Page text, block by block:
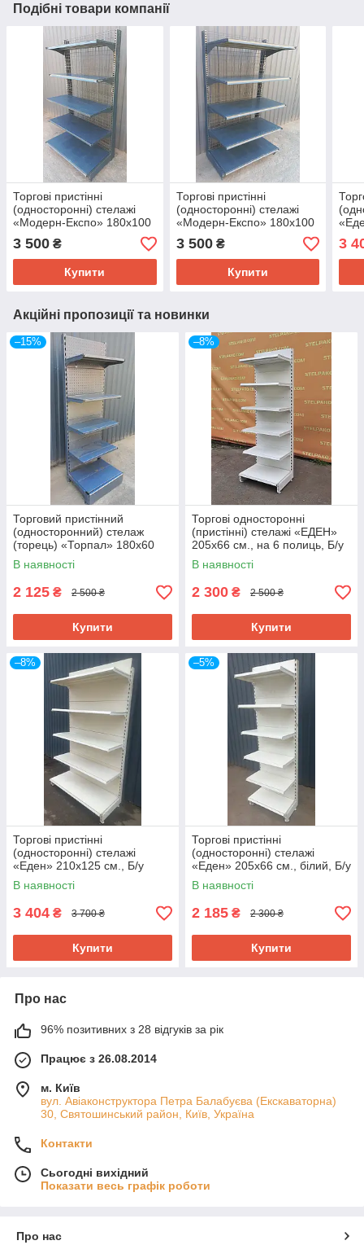
Подібні товари компанії
Торгові пристінні
(односторонні) стелажі
«Модерн-Експо» 180х100
см., чорний, Б/у
3 500 ₴
Купити
Торгові пристінні
(односторонні) стелажі
«Модерн-Експо» 180х100
см., чорний, Б/у
3 500₴
Купити
3
Акційні пропозиції та новинки
–15%
Торговий пристінний
(односторонний) стелаж
(торець) «Торпал» 180х60
см., RAL-7024, Б/у
В наявності
2 125 ₴ 2 500 ₴
Купити
–8%
Торгові односторонні
(пристінні) стелажі «ЕДЕН»
205х66 см., на 6 полиць, Б/у
В наявності
2 300 ₴ 2 500 ₴
Купити
–8%
Торгові пристінні
(односторонні) стелажі
«Еден» 210х125 см., Б/у
В наявності
3 404 ₴ 3 700 ₴
Купити
–5%
Торгові пристінні
(односторонні) стелажі
«Еден» 205х66 см., білий, Б/у
В наявності
2 185 ₴ 2 300 ₴
Купити
Про нас
96% позитивних з 28 відгуків за рік
Працює з 26.08.2014
м. Київ
вул. Авіаконструктора Петра Балабуєва (Екскаваторна)
30, Святошинський район, Київ, Україна
Контакти
Сьогодні вихідний
Показати весь графік роботи
Про нас